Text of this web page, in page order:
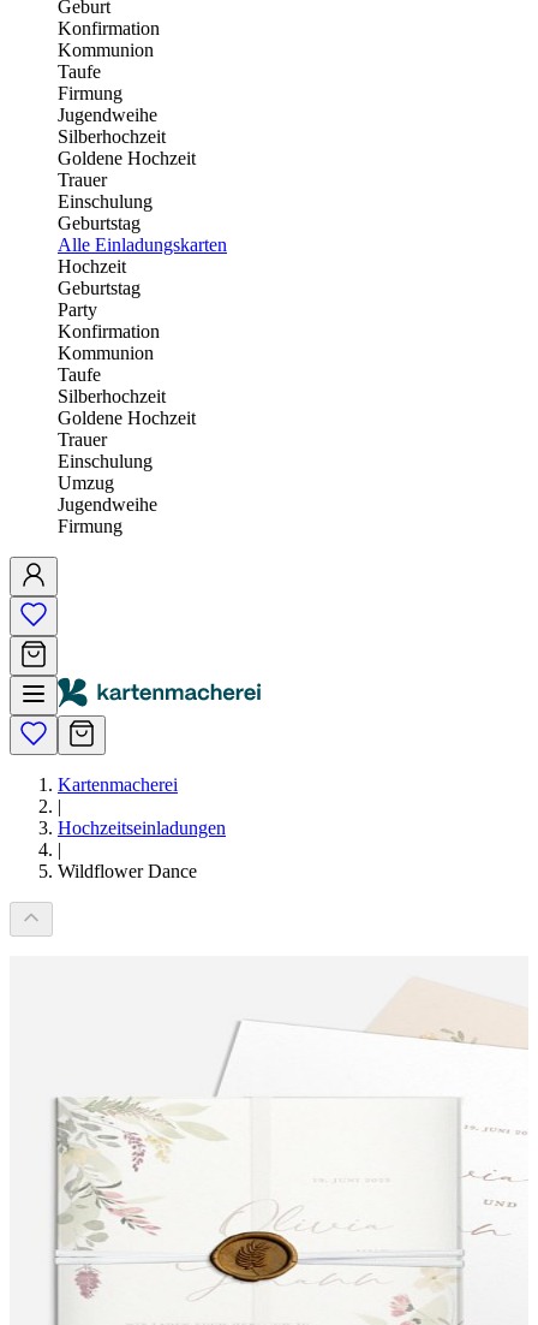
Geburt
Konfirmation
Kommunion
Taufe
Firmung
Jugendweihe
Silberhochzeit
Goldene Hochzeit
Trauer
Einschulung
Geburtstag
Alle Einladungskarten
Hochzeit
Geburtstag
Party
Konfirmation
Kommunion
Taufe
Silberhochzeit
Goldene Hochzeit
Trauer
Einschulung
Umzug
Jugendweihe
Firmung
Kartenmacherei
|
Hochzeitseinladungen
|
Wildflower Dance